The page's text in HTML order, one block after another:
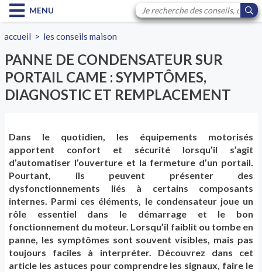
MENU
accueil > les conseils maison
PANNE DE CONDENSATEUR SUR
PORTAIL CAME : SYMPTÔMES,
DIAGNOSTIC ET REMPLACEMENT
Dans le quotidien, les équipements motorisés
apportent confort et sécurité lorsqu’il s’agit
d’automatiser l’ouverture et la fermeture d’un portail.
Pourtant, ils peuvent présenter des
dysfonctionnements liés à certains composants
internes. Parmi ces éléments, le condensateur joue un
rôle essentiel dans le démarrage et le bon
fonctionnement du moteur. Lorsqu’il faiblit ou tombe en
panne, les symptômes sont souvent visibles, mais pas
toujours faciles à interpréter. Découvrez dans cet
article les astuces pour comprendre les signaux, faire le